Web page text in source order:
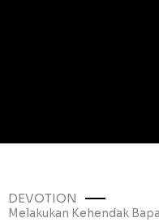
DEVOTION
Melakukan Kehendak Bapa